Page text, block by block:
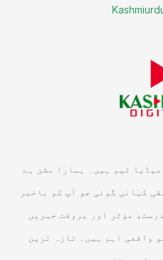
ٹیم ہیں۔ ہمارا مشن ہے
کہانی گوئی جو آپ کو باخبر
مؤثر اور بروقت خبریں
واقعی اہم ہیں۔ تازہ ترین